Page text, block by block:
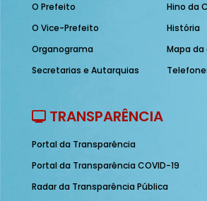
O Prefeito
O Vice-Prefeito
Organograma
Secretarias e Autarquias
Hino da
História
Mapa da
TRANSPARÊNCIA
Portal da Transparência
Portal da Transparência COVID-19
Radar da Transparência Pública